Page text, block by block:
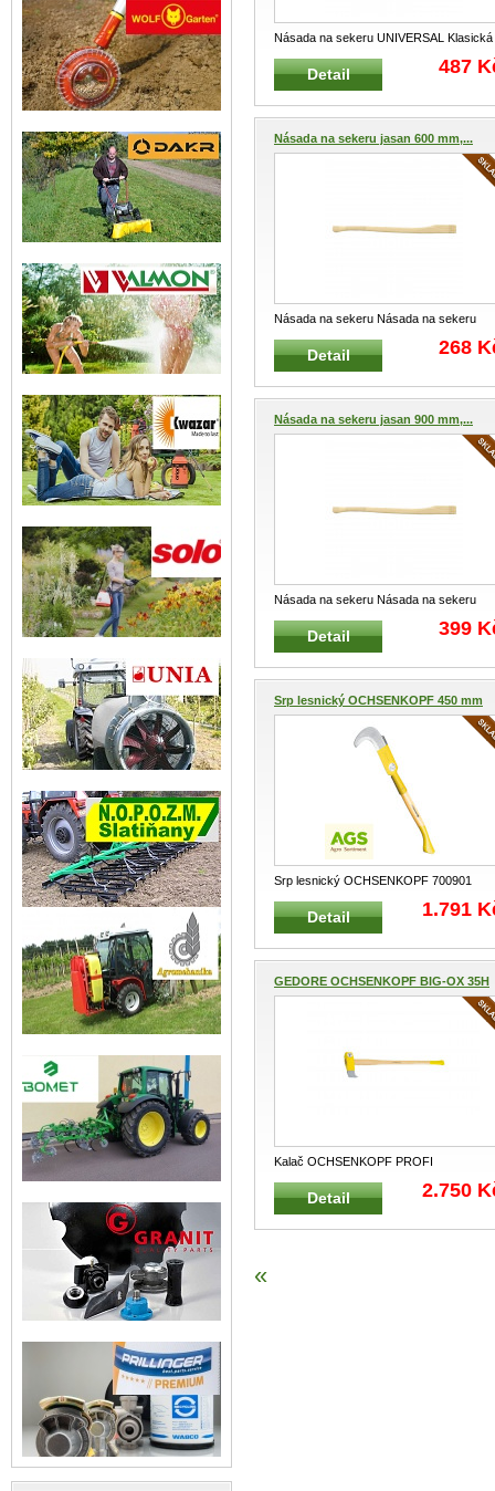
Násada na sekeru UNIVERSAL Klasická
násada na sekeru Materiál : kva...
Detail 487
Násada na sekeru jasan 600 mm,...
Násada na sekeru Násada na sekeru
Materiál : kvalitní jasan Barva
...
Detail 268
Násada na sekeru jasan 900 mm,...
Násada na sekeru Násada na sekeru
Materiál : kvalitní jasan Barva
...
Detail 399
Srp lesnický OCHSENKOPF 450 mm
Srp lesnický OCHSENKOPF 700901
Lesnický srp pro profesionální i...
Detail 1.791
GEDORE OCHSENKOPF BIG-OX 35H
K...
Kalač OCHSENKOPF PROFI
OCHSENKOPF 3009 Profesionální kalač
na št...Detail 2.750
«